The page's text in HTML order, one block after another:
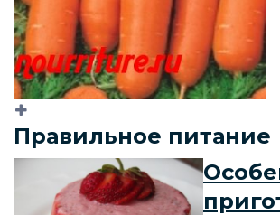
Правильное питание